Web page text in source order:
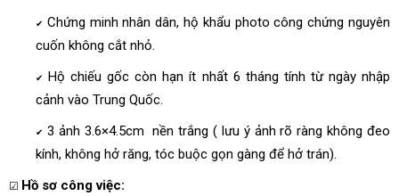
✔ Chứng minh nhân dân, hộ khẩu photo công chứng nguyên
cuốn không cắt nhỏ.
✔
Hộ chiếu gốc còn hạn ít nhất 6 tháng tính từ ngày nhập
cảnh vào Trung Quốc.
✔ 3 ảnh 3.6×4.5cm nền trắng ( lưu ý ảnh rõ ràng không đeo
kính, không hở răng, tóc buộc gọn gàng để hở trán).
☑ Hồ sơ công việc: